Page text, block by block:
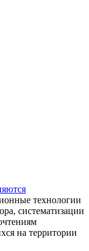
технологии
систематизации
на территории